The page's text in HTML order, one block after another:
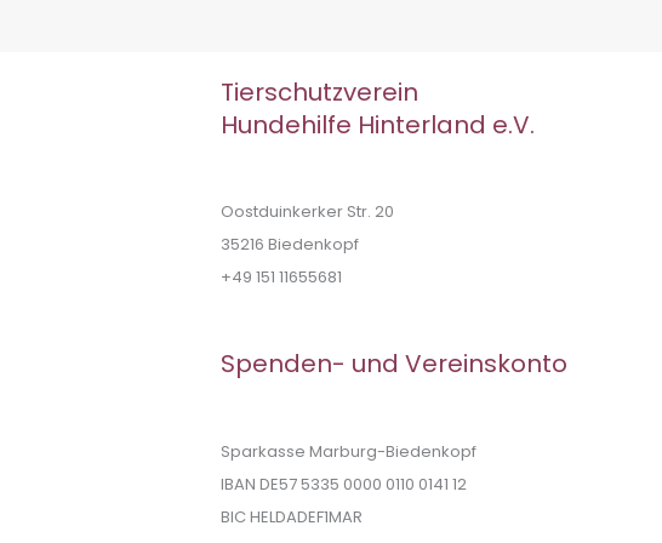
Tierschutzverein
Hundehilfe Hinterland e.V.
Oostduinkerker Str. 20
35216 Biedenkopf
+49 151 11655681
Spenden- und Vereinskonto
Sparkasse Marburg-Biedenkopf
IBAN DE57 5335 0000 0110 0141 12
BIC HELDADEF1MAR